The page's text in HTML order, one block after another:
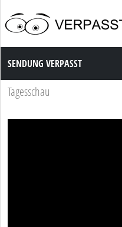
Sendung Verpasst
SENDUNG VERPASST
Tagesschau